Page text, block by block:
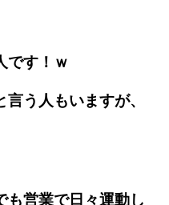
です！ｗ
う人もいますが、
も営業で日々運動し